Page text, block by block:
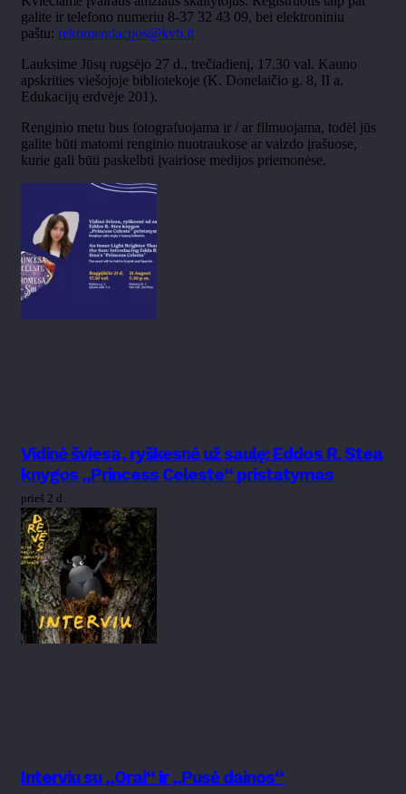
galite ir telefono numeriu 8-37 32 43 09, bei elektroniniu
paštu: rekomendacijos@kvb.lt
Lauksime Jūsų rugsėjo 27 d., trečiadienį, 17.30 val. Kauno
apskrities viešojoje bibliotekoje (K. Donelaičio g. 8, II a.
Edukacijų erdvėje 201).
Renginio metu bus fotografuojama ir / ar filmuojama, todėl jūs
galite būti matomi renginio nuotraukose ar vaizdo įrašuose,
kurie gali būti paskelbti įvairiose medijos priemonėse.
Vidinė šviesa, ryškesnė už saulę: Eddos R. Stea
knygos „Princess Celeste“ pristatymas
prieš 2 d.
Interviu su „Orai“ ir „Pusė dainos“